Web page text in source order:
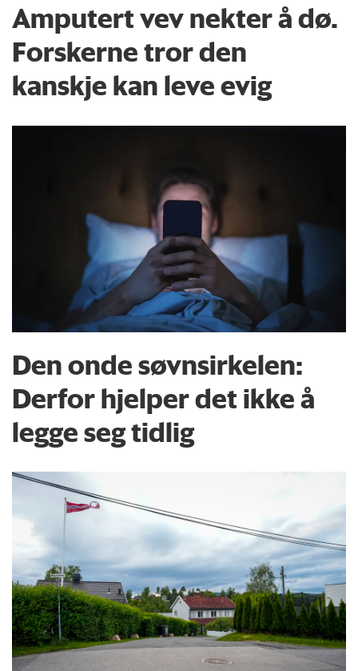
Amputert vev nekter å dø.
Forskerne tror den
kanskje kan leve evig
Den onde søvnsirkelen:
Derfor hjelper det ikke å
legge seg tidlig